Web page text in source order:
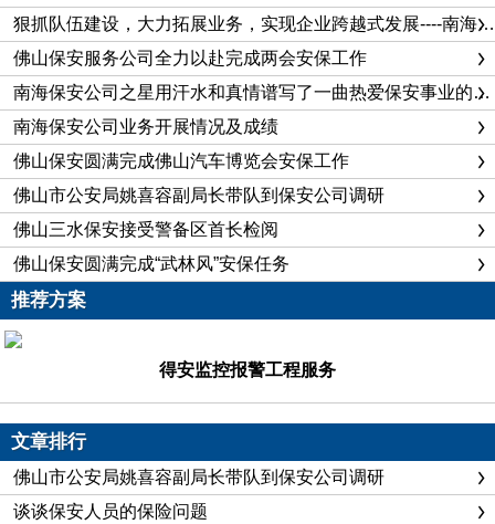
狠抓队伍建设，大力拓展业务，实现企业跨越式发展----南海保安公司企业建设纪实
佛山保安服务公司全力以赴完成两会安保工作
南海保安公司之星用汗水和真情谱写了一曲热爱保安事业的壮丽之歌
南海保安公司业务开展情况及成绩
佛山保安圆满完成佛山汽车博览会安保工作
佛山市公安局姚喜容副局长带队到保安公司调研
佛山三水保安接受警备区首长检阅
佛山保安圆满完成“武林风”安保任务
推荐方案
得安监控报警工程服务
文章排行
佛山市公安局姚喜容副局长带队到保安公司调研
谈谈保安人员的保险问题